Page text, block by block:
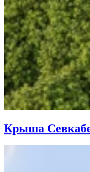
Крыша